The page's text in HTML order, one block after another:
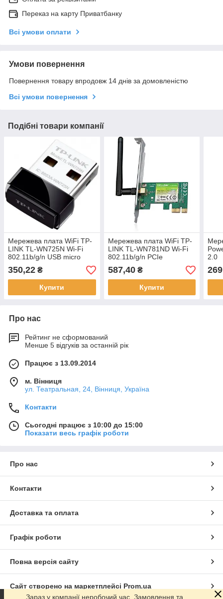
Переказ на карту Приватбанку
Всі умови оплати
Умови повернення
Повернення товару впродовж 14 днів за домовленістю
Всі умови повернення
Подібні товари компанії
Мережева плата WiFi TP-
LINK TL-WN725N Wi-Fi
802.11b/g/n USB micro
350,22 ₴
Купити
Мережева плата WiFi TP-
LINK TL-WN781ND Wi-Fi
802.11b/g/n PCIe
587,40₴
Купити
2.0
Про нас
Рейтинг не сформований
Менше 5 відгуків за останній рік
Працює з 13.09.2014
м. Вінниця
ул. Театральная, 24, Вінниця, Україна
Контакти
Сьогодні працює з 10:00 до 15:00
Показати весь графік роботи
Про нас
Контакти
Доставка та оплата
Графік роботи
Повна версія сайту
Сайт створено на маркетплейсі Prom.ua
Зараз у компанії неробочий час. Замовлення та